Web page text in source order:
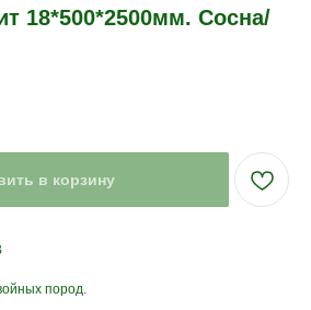
18*500*2500мм. Сосна/
в корзину
пород.